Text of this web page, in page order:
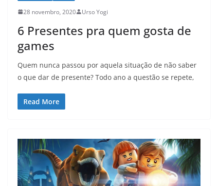
28 novembro, 2020 Urso Yogi
6 Presentes pra quem gosta de
games
Quem nunca passou por aquela situação de não saber
o que dar de presente? Todo ano a questão se repete,
Read More